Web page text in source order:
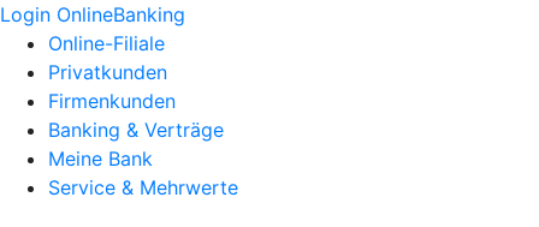
Login OnlineBanking
Online-Filiale
Privatkunden
Firmenkunden
Banking & Verträge
Meine Bank
Service & Mehrwerte